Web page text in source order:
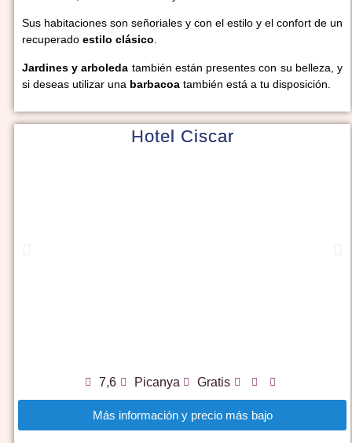
Sus habitaciones son señoriales y con el estilo y el confort de un
recuperado estilo clásico.
Jardines y arboleda también están presentes con su belleza, y
si deseas utilizar una barbacoa también está a tu disposición.
Hotel Ciscar
7,6 Picanya Gratis
Más información y precio más bajo